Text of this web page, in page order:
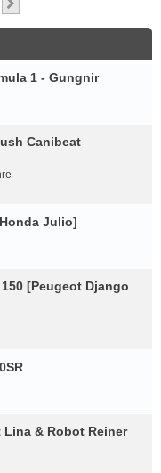
1 - Gungnir
Canibeat
Julio]
[Peugeot Django
Lina & Robot Reiner